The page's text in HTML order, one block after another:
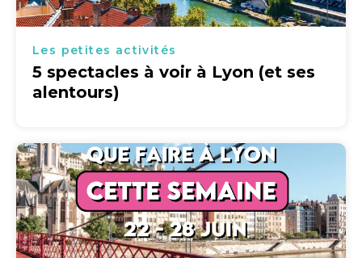
Les petites activités
5 spectacles à voir à Lyon (et ses
alentours)